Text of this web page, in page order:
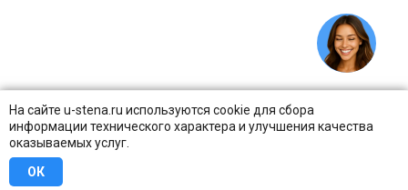
На сайте u-stena.ru используются cookie для сбора
информации технического характера и улучшения качества
оказываемых услуг.
ОК